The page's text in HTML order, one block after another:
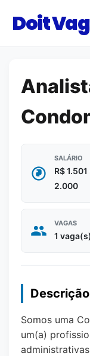
Doit
SALÁRIO
R$
2.000
VAGAS
1 vaga(s)
Somos uma
um(a)